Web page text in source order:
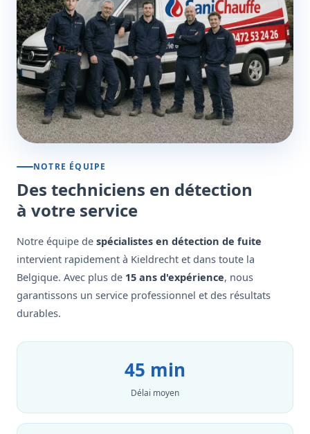
NOTRE ÉQUIPE
Des techniciens en détection
à votre service
Notre équipe de spécialistes en détection de fuite
intervient rapidement à Kieldrecht et dans toute la
Belgique. Avec plus de 15 ans d'expérience, nous
garantissons un service professionnel et des résultats
durables.
45 min
Délai moyen